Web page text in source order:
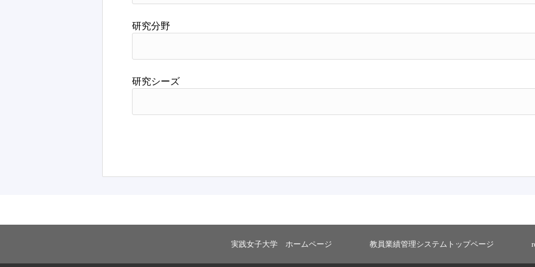
研究分野
研究シーズ
実践女子大学 ホームページ 教員業績管理システムトップページ